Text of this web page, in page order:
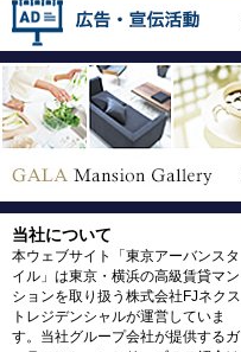
当社について
本ウェブサイト「東京アーバンスタ
イル」は東京・横浜の高級賃貸マン
ションを取り扱う株式会社FJネクス
トレジデンシャルが運営していま
す。当社グループ会社が提供するガ